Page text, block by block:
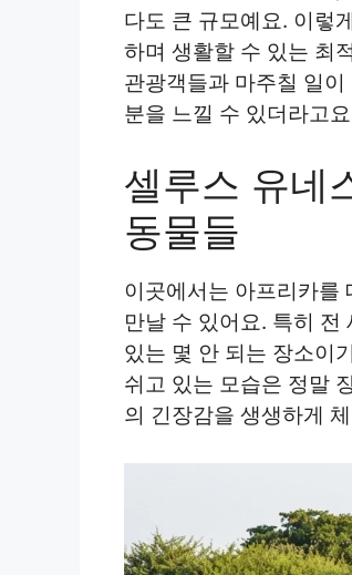
다도 큰 규모예요. 이렇
하며 생활할 수 있는 최
관광객들과 마주칠 일
분을 느낄 수 있더라고
셀루스 유네
동물들
이곳에서는 아프리카를
만날 수 있어요. 특히
있는 몇 안 되는 장소이
쉬고 있는 모습은 정말
의 긴장감을 생생하게